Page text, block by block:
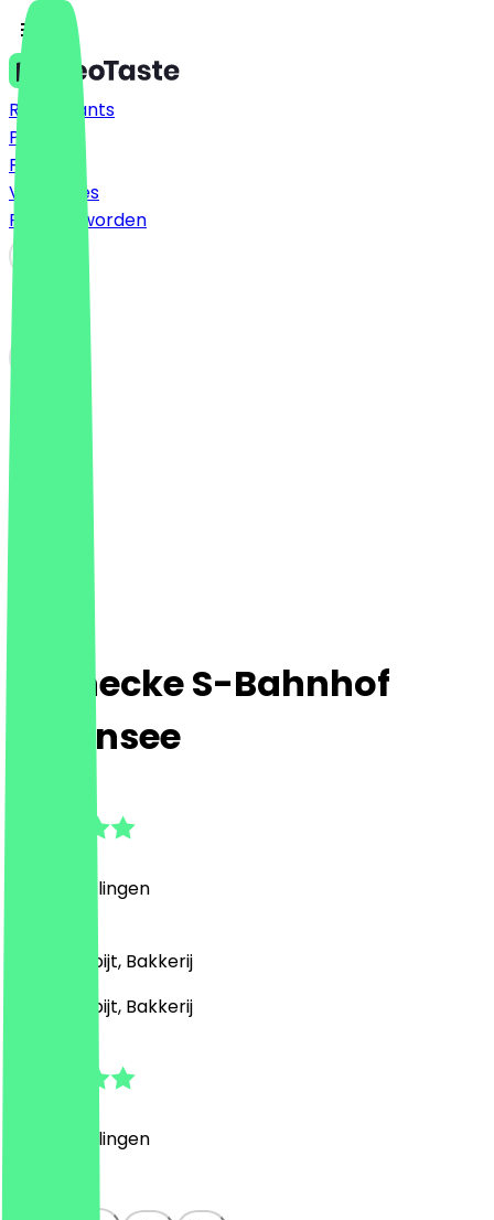
Restaurants
Prijzen
FAQ
Vacatures
Partner worden
Steinecke S-Bahnhof
Wannsee
Beoordelingen
Café, Ontbijt, Bakkerij
Café, Ontbijt, Bakkerij
Beoordelingen